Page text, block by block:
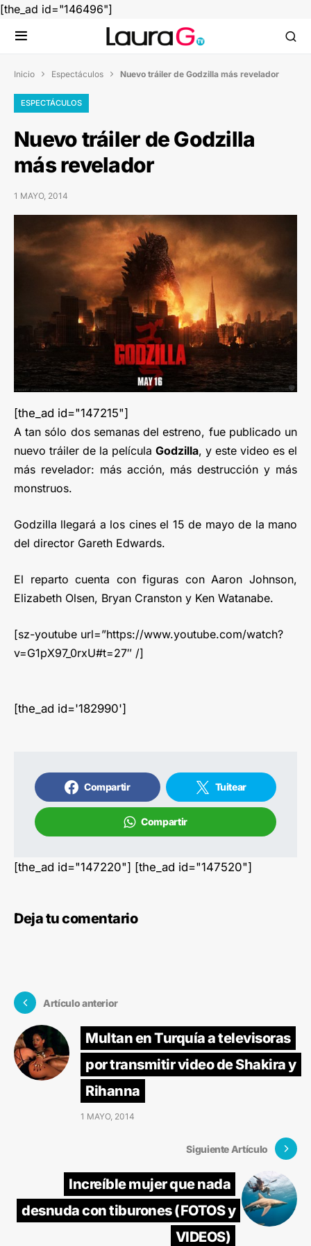
[the_ad id="146496"]
Inicio  Espectáculos  Nuevo tráiler de Godzilla más revelador
ESPECTÁCULOS
Nuevo tráiler de Godzilla
más revelador
1 MAYO, 2014
[the_ad id="147215"]
A tan sólo dos semanas del estreno, fue publicado un
nuevo tráiler de la película Godzilla, y este video es el
más revelador: más acción, más destrucción y más
monstruos.
Godzilla llegará a los cines el 15 de mayo de la mano
del director Gareth Edwards.
El reparto cuenta con figuras con Aaron Johnson,
Elizabeth Olsen, Bryan Cranston y Ken Watanabe.
[sz-youtube url=”https://www.youtube.com/watch?
v=G1pX97_0rxU#t=27″ /]
[the_ad id='182990']
Compartir Tuitear
Compartir
[the_ad id="147220"] [the_ad id="147520"]
Deja tu comentario
Artículo anterior
Multan en Turquía a televisoras
por transmitir video de Shakira y
Rihanna
1 MAYO, 2014
Siguiente Artículo
Increíble mujer que nada
desnuda con tiburones (FOTOS y
VIDEOS)